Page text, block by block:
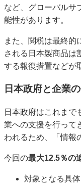
など、グローバルサ
能性があります。
また、関税は最終的
される日本製商品は
する報復措置などが
日本政府と企業
日本政府はこれまで
業への支援を行って
われるため、「情報
今回の最大12.5％の
対象となる具